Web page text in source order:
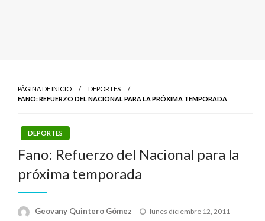
PÁGINA DE INICIO
DEPORTES
FANO: REFUERZO DEL NACIONAL PARA LA PRÓXIMA TEMPORADA
DEPORTES
Fano: Refuerzo del Nacional para la
próxima temporada
Geovany Quintero Gómez
Publicado
lunes diciembre 12, 2011